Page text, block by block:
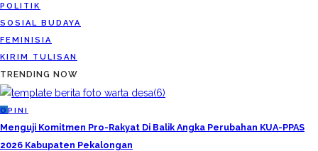
POLITIK
SOSIAL BUDAYA
FEMINISIA
KIRIM TULISAN
TRENDING NOW
O PINI
Menguji Komitmen Pro-Rakyat Di Balik Angka Perubahan KUA-PPAS
2026 Kabupaten Pekalongan